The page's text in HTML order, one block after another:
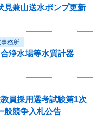
兼山送水ポンプ更新
務所
浄水場等水質計器
員採用選考試験第1次
般競争入札公告